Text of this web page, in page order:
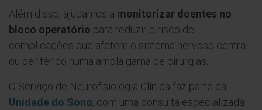
Além disso, ajudamos a monitorizar doentes no
bloco operatório para reduzir o risco de
complicações que afetem o sistema nervoso central
ou periférico numa ampla gama de cirurgias.
O Serviço de Neurofisiologia Clínica faz parte da
Unidade do Sono, com uma consulta especializada